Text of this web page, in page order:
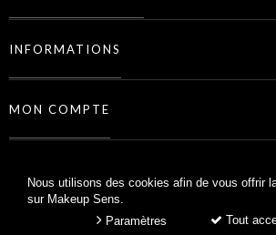
Nous utilisons des cookies afin de vous offrir
sur Makeup Sens.
Tout
Paramètres
INFORMATIONS
MON COMPTE